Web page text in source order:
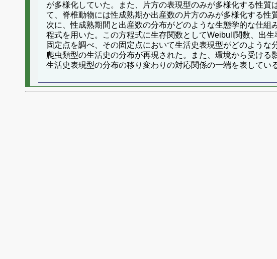
が多様化していた。また、片方の表現型のみが多様化する性
て、脊椎動物には性成熟期か出産数の片方のみが多様化する性
次に、性成熟期間と出産数の分布がどのような生態学的な仕
程式を用いた。この方程式に生存関数としてWeibull関数、出
固定点を調べ、その固定点において生活史表現型がどのよう
爬虫類型の生活史の分布が再現された。また、環境から受け
生活史表現型の分布の移り変わりの対応関係の一端を表してい